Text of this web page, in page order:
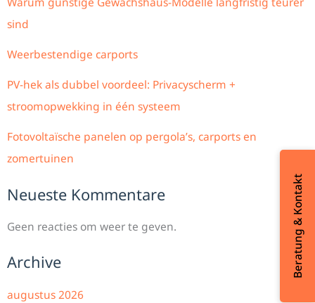
sind
Weerbestendige carports
PV-hek als dubbel voordeel: Privacyscherm +
stroomopwekking in één systeem
Fotovoltaïsche panelen op pergola’s, carports en
zomertuinen
Neueste Kommentare
Geen reacties om weer te geven.
Archive
augustus 2026
Beratung & Kontakt